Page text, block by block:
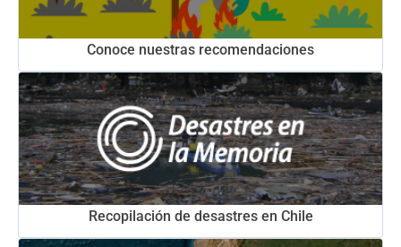
Conoce nuestras recomendaciones
Recopilación de desastres en Chile